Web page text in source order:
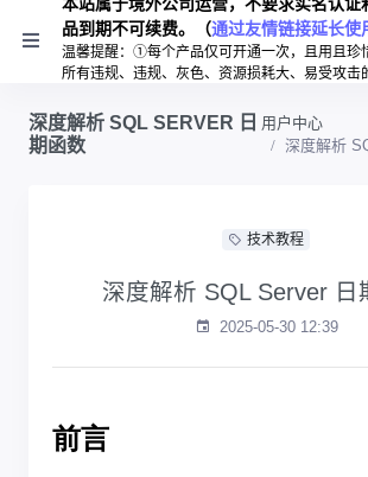
品到期不可续费。（通过友情链接延长使
温馨提醒：①每个产品仅可开通一次，且用且
所有违规、违规、灰色、资源损耗大、易受攻击
深度解析 SQL SERVER 日
期函数
用户中心
深度解析
技术教程
深度解析 SQL Server 日
2025-05-30 12:39